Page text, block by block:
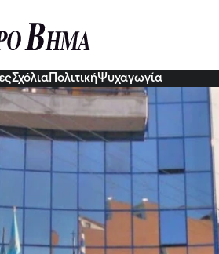
Σχόλια ΠολιτικήΨυχαγωγία
δημοσιοποιηθούν